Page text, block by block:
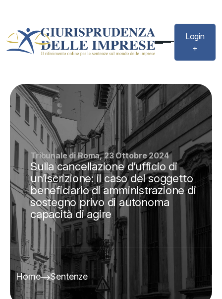
Login
+
Tribunale di Roma, 23 Ottobre 2024
Sulla cancellazione d’ufficio di
un’iscrizione: il caso del soggetto
beneficiario di amministrazione di
sostegno privo di autonoma
capacità di agire
Home Sentenze